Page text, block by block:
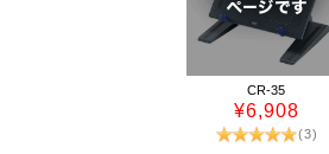
CR-35
¥6,908
(3)